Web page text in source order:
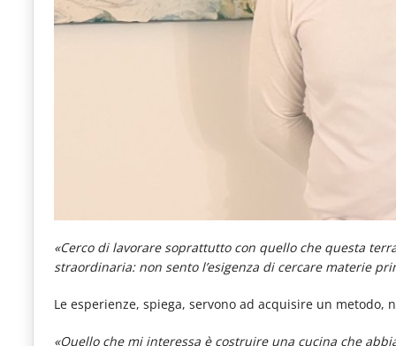
«Cerco di lavorare soprattutto con quello che questa
straordinaria: non sento l’esigenza di cercare materie
Le esperienze, spiega, servono ad acquisire un
«Quello che mi interessa è costruire una cucina che